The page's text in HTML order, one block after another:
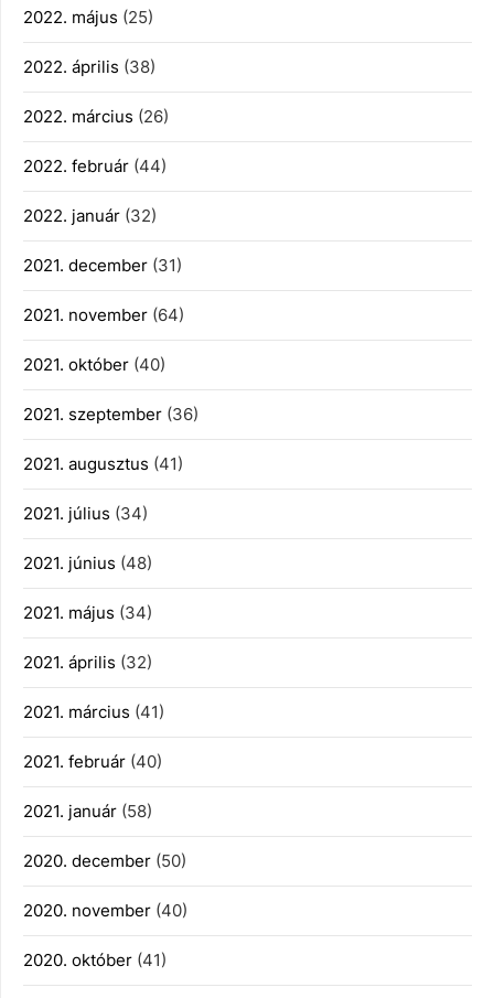
2022. május (25)
2022. április (38)
2022. március (26)
2022. február (44)
2022. január (32)
2021. december (31)
2021. november (64)
2021. október (40)
2021. szeptember (36)
2021. augusztus (41)
2021. július (34)
2021. június (48)
2021. május (34)
2021. április (32)
2021. március (41)
2021. február (40)
2021. január (58)
2020. december (50)
2020. november (40)
2020. október (41)